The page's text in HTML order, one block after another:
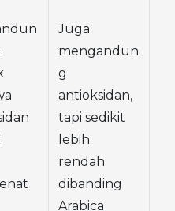
Juga
mengandun
g
antioksidan,
tapi sedikit
lebih
rendah
dibanding
Arabica